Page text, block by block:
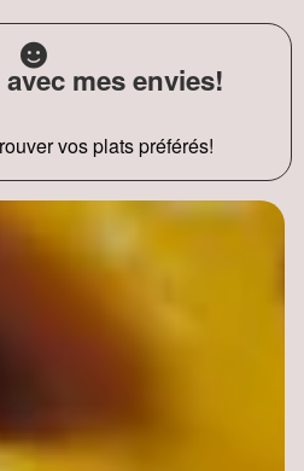
mes envies!
vos plats préférés!